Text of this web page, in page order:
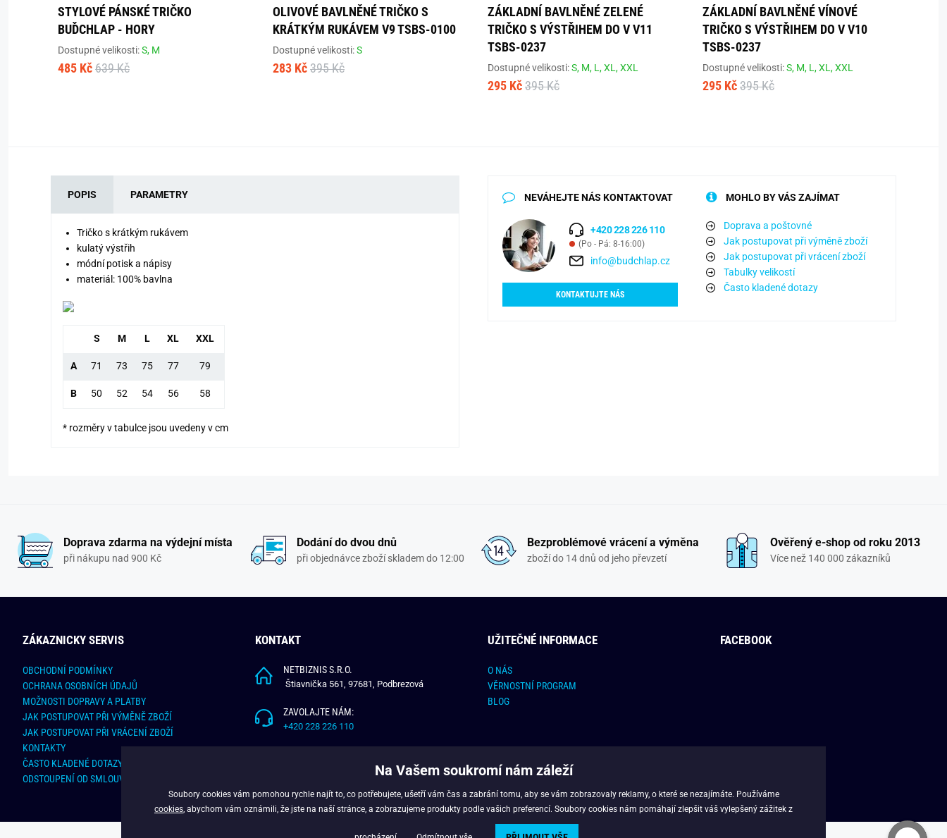
STYLOVÉ PÁNSKÉ TRIČKO
BUĎCHLAP - HORY
Dostupné velikosti:S, M
485 Kč 639 Kč
OLIVOVÉ BAVLNĚNÉ TRIČKO S
KRÁTKÝM RUKÁVEM V9 TSBS-0100
Dostupné velikosti:S
283 Kč 395 Kč
ZÁKLADNÍ BAVLNĚNÉ ZELENÉ
TRIČKO S VÝSTŘIHEM DO V V11
TSBS-0237
Dostupné velikosti:S, M, L,XL,XXL
295 Kč 395 Kč
ZÁKLADNÍ BAVLNĚNÉ VÍNOVÉ
TRIČKO S VÝSTŘIHEM DO V V10
TSBS-0237
Dostupné velikosti:S, M, L,XL,XXL
295 Kč 395 Kč
POPIS PARAMETRY
Tričko s krátkým rukávem
kulatý výstřih
módní potisk a nápisy
materiál: 100% bavlna
S M L XL XXL
A 71 73 75 77 79
B 50 52 54 56 58
* rozměry v tabulce jsou uvedeny v cm
NEVÁHEJTE NÁS KONTAKTOVAT
+420 228 226 110
(Po - Pá: 8-16:00)
info@budchlap.cz
KONTAKTUJTE NÁS
MOHLO BY VÁS ZAJÍMAT
Doprava a poštovné
Jak postupovat při výměně zboží
Jak postupovat při vrácení zboží
Tabulky velikostí
Často kladené dotazy
Doprava zdarma na výdejní místa
při nákupu nad 900 Kč
Dodání do dvou dnů
při objednávce zboží skladem do 12:00
Bezproblémové vrácení a výměna
zboží do 14 dnů od jeho převzetí
Ověřený e-shop od roku 2013
Více než 140 000 zákazníků
ZÁKAZNICKY SERVIS
OBCHODNÍ PODMÍNKY
OCHRANA OSOBNÍCH ÚDAJŮ
MOŽNOSTI DOPRAVY A PLATBY
JAK POSTUPOVAT PŘI VÝMĚNĚ ZBOŽÍ
JAK POSTUPOVAT PŘI VRÁCENÍ ZBOŽÍ
KONTAKTY
ČASTO KLADENÉ DOTAZY
ODSTOUPENÍ OD SMLOUVY - ONLINE FORMULÁŘ
KONTAKT
NETBIZNIS S.R.O.
Štiavnička 561, 97681, Podbrezová
ZAVOLAJTE NÁM:
+420 228 226 110
UŽITEČNÉ INFORMACE
O NÁS
VĚRNOSTNÍ PROGRAM
BLOG
FACEBOOK
Na Vašem soukromí nám záleží
Soubory cookies vám pomohou rychle najít to, co potřebujete, ušetří vám čas a zabrání tomu, aby se vám zobrazovaly reklamy, o které se nezajímáte. Používáme
cookies , abychom vám oznámili, že jste na naší stránce, a zobrazujeme produkty podle vašich preferencí. Soubory cookies nám pomáhají zlepšit váš vylepšený zážitek z